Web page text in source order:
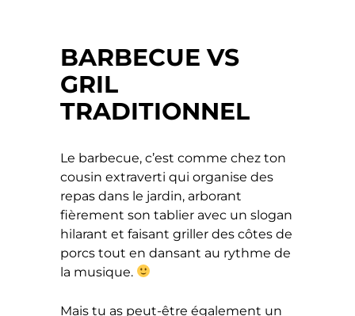
BARBECUE VS
GRIL
TRADITIONNEL
Le barbecue, c’est comme chez ton
cousin extraverti qui organise des
repas dans le jardin, arborant
fièrement son tablier avec un slogan
hilarant et faisant griller des côtes de
porcs tout en dansant au rythme de
la musique.
Mais tu as peut-être également un